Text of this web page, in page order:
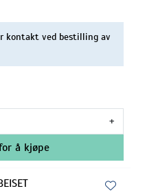
kontakt ved bestilling av
+
å kjøpe